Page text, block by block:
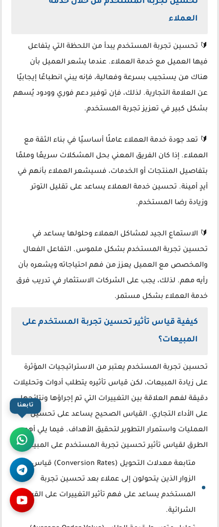
العملاء
🔰 تحسين تجربة المستخدم يبدأ من اللحظة التي يتفاعل
فيها العميل مع خدمة العملاء. عندما يشعر العميل بأن
هناك من يستجيب بسرعة وفعالية، فإنه يبني انطباعًا إيجابيًا
عن العلامة التجارية. لذلك، فإن توفير دعم فوري وودود يُسهم
بشكل كبير في تعزيز تجربة المستخدم.
🔰 تعد جودة خدمة العملاء عاملًا أساسيًا في بناء الثقة مع
العملاء. إذا كان الفريق المعني بحل المشكلات سريعًا وملمًا
بتفاصيل المنتجات أو الخدمات، فسيشعر العملاء بأنهم في
أيدٍ أمينة. تحسين خدمة العملاء يساعد على تقليل التوتر
وزيادة رضا المستخدم.
🔰 الاستماع الجيد لمشاكل العملاء وحلولها يساعد في
تحسين تجربة المستخدم بشكل ملموس. التفاعل الفعال
والمخصص مع العميل يعزز من فهم احتياجاته ويشعره بأن
رأيه مهم. لذلك، يجب على الشركات الاستثمار في تدريب فرق
خدمة العملاء بشكل مستمر.
كيفية قياس تأثير تحسين تجربة المستخدم على
المبيعات؟
تحسين تجربة المستخدم يعتبر من الاستراتيجيات المؤثرة
على زيادة المبيعات، لكن قياس تأثيره يتطلب أدوات وتحليلات
دقيقة لفهم العلاقة بين التغييرات التي تم إجراؤها ونتائجها
على الأداء التجاري. القياس الصحيح يساعد على تحسين
العمليات واستمرار التطوير لتحقيق الأهداف. فيما يلي أهم
الطرق لقياس تأثير تحسين تجربة المستخدم على المبيعات:
متابعة معدلات التحويل (Conversion Rates) قياس عدد
الزوار الذين يتحولون إلى عملاء بعد تحسين تجربة
المستخدم يساعد على فهم تأثير التغييرات على القرارات
الشرائية.
تابعنا